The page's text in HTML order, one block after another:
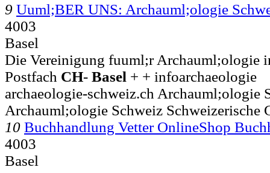
9 Uuml;BER UNS: Archauml;ologie
4003
Basel
Die Vereinigung fuuml;r Archauml;ologie
Postfach CH- Basel + + infoarchaeologie
archaeologie-schweiz.ch Archauml;ologie
Archauml;ologie Schweiz Schweizerische
10 Buchhandlung Vetter OnlineShop
4003
Basel